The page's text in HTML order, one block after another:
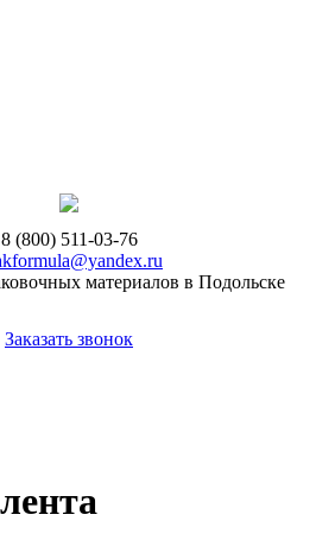
8 (800) 511-03-76
материалов в Подольске
Заказать звонок